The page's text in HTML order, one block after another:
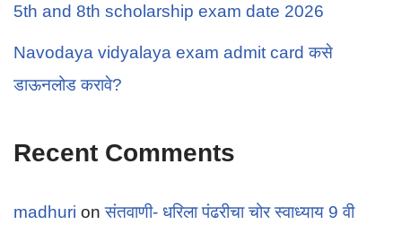
5th and 8th scholarship exam date 2026
Navodaya vidyalaya exam admit card कसे
डाऊनलोड करावे?
Recent Comments
madhuri onसंतवाणी- धरिला पंढरीचा चोर स्वाध्याय 9 वी